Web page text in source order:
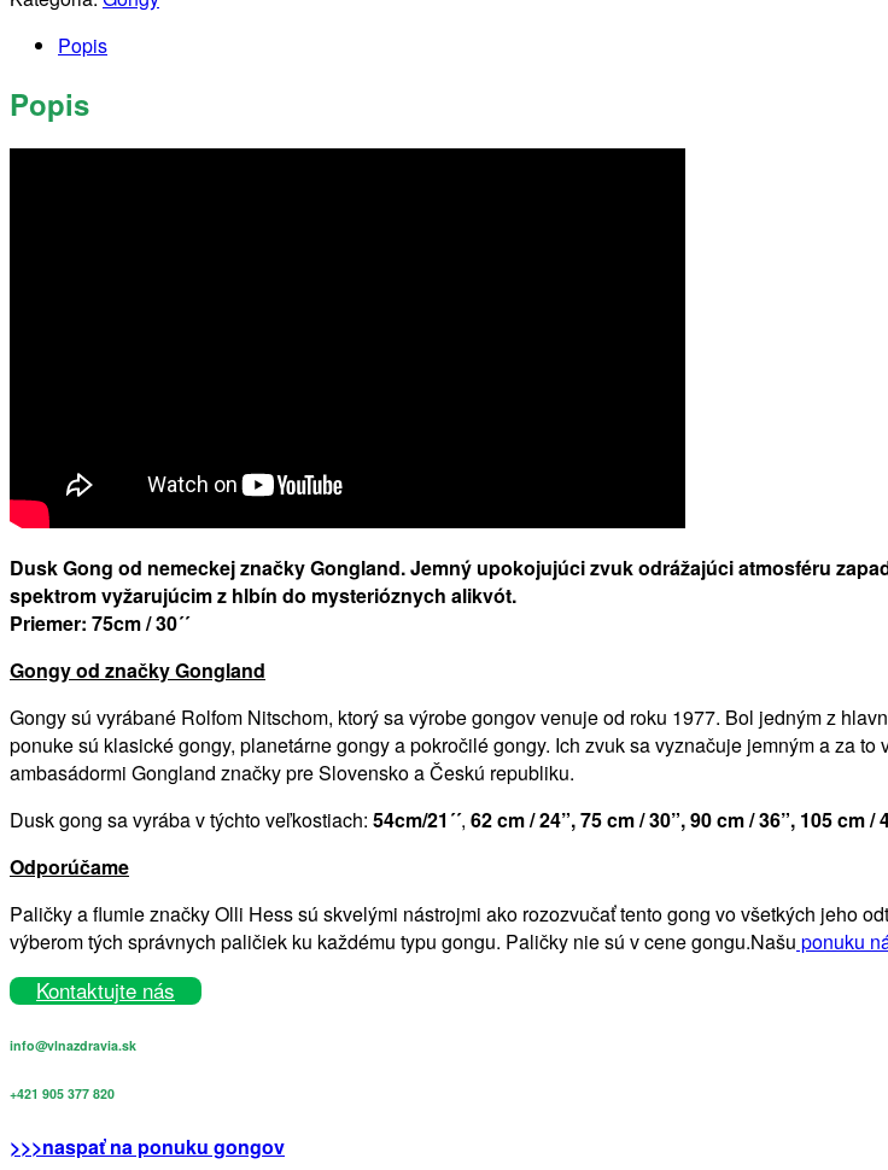
Popis
Popis
Dusk Gong od nemeckej značky Gongland. Jemný upokojujúci zvuk odrážajúci atmosféru
spektrom vyžarujúcim z hlbín do mysterióznych alikvót.
Priemer: 75cm / 30´´
Gongy od značky Gongland
Gongy sú vyrábané Rolfom Nitschom, ktorý sa výrobe gongov venuje od roku 1977. Bol jedným z
ponuke sú klasické gongy, planetárne gongy a pokročilé gongy. Ich zvuk sa vyznačuje jemným a za
ambasádormi Gongland značky pre Slovensko a Českú republiku.
Dusk gong sa vyrába v týchto veľkostiach: 54cm/21´´, 62 cm / 24”, 75 cm / 30”, 90 cm / 36”, 105 cm /
Odporúčame
Paličky a flumie značky Olli Hess sú skvelými nástrojmi ako rozozvučať tento gong vo všetkých jeho
výberom tých správnych paličiek ku každému typu gongu. Paličky nie sú v cene gongu.Našu ponuku
Kontaktujte nás
info@vlnazdravia.sk
+421 905 377 820
>>>naspať na ponuku gongov